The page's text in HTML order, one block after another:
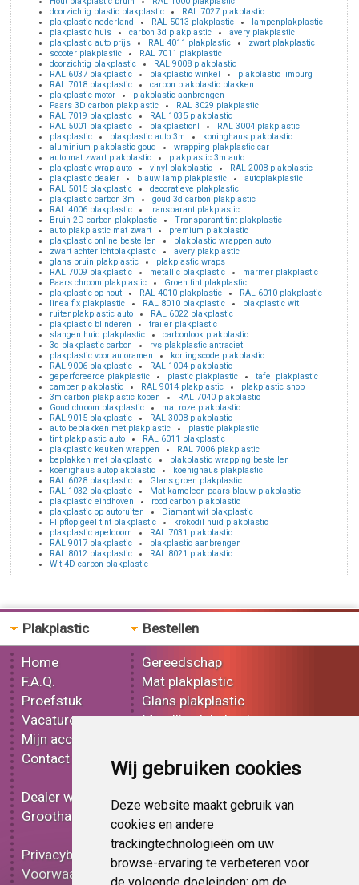
Wij gebruiken cookies
Deze website maakt gebruik van
cookies en andere
trackingtechnologieën om uw
browse-ervaring te verbeteren voor
doorzichtig plastic plakplastic
RAL 7027 plakplastic
plakplastic nederland
RAL 5013 plakplastic
lampenplakplastic
plakplastic huis
carbon 3d plakplastic
avery plakplastic
plakplastic auto prijs
RAL 4011 plakplastic
zwart plakplastic
scooter plakplastic
RAL 7011 plakplastic
doorzichtig plakplastic
RAL 9008 plakplastic
RAL 6037 plakplastic
plakplastic winkel
plakplastic limburg
RAL 7018 plakplastic
carbon plakplastic plakken
plakplastic motor
plakplastic aanbrengen
Paars 3D carbon plakplastic
RAL 3029 plakplastic
RAL 7019 plakplastic
RAL 1035 plakplastic
RAL 5001 plakplastic
plakplasticnl
RAL 3004 plakplastic
plakplastic
plakplastic auto 3m
koninghaus plakplastic
aluminium plakplastic goud
wrapping plakplastic car
auto mat zwart plakplastic
plakplastic 3m auto
plakplastic wrap auto
vinyl plakplastic
RAL 2008 plakplastic
plakplastic dealer
blauw lamp plakplastic
autoplakplastic
RAL 5015 plakplastic
decoratieve plakplastic
plakplastic carbon 3m
goud 3d carbon plakplastic
RAL 4006 plakplastic
transparant plakplastic
Bruin 2D carbon plakplastic
Transparant tint plakplastic
auto plakplastic mat zwart
premium plakplastic
plakplastic online bestellen
plakplastic wrappen auto
zwart achterlichtplakplastic
avery plakplastic
glans bruin plakplastic
plakplastic wraps
RAL 7009 plakplastic
metallic plakplastic
marmer plakplastic
Paars chroom plakplastic
Groen tint plakplastic
plakplastic op hout
RAL 4010 plakplastic
RAL 6010 plakplastic
linea fix plakplastic
RAL 8010 plakplastic
plakplastic wit
ruitenplakplastic auto
RAL 6022 plakplastic
plakplastic blinderen
trailer plakplastic
slangen huid plakplastic
carbonlook plakplastic
3d plakplastic carbon
rvs plakplastic antraciet
plakplastic voor autoramen
kortingscode plakplastic
RAL 9006 plakplastic
RAL 1004 plakplastic
geperforeerde plakplastic
plastic plakplastic
tafel plakplastic
camper plakplastic
RAL 9014 plakplastic
plakplastic shop
3m carbon plakplastic kopen
RAL 7040 plakplastic
Goud chroom plakplastic
mat roze plakplastic
RAL 9015 plakplastic
RAL 3008 plakplastic
auto beplakken met plakplastic
plastic plakplastic
tint plakplastic auto
RAL 6011 plakplastic
plakplastic keuken wrappen
RAL 7006 plakplastic
beplakken met plakplastic
plakplastic wrapping bestellen
koenighaus autoplakplastic
koenighaus plakplastic
RAL 6028 plakplastic
Glans groen plakplastic
RAL 1032 plakplastic
Mat kameleon paars blauw plakplastic
plakplastic eindhoven
rood carbon plakplastic
plakplastic op autoruiten
Diamant wit plakplastic
Flipflop geel tint plakplastic
krokodil huid plakplastic
plakplastic apeldoorn
RAL 7031 plakplastic
RAL 9017 plakplastic
plakplastic aanbrengen
RAL 8012 plakplastic
RAL 8021 plakplastic
Wit 4D carbon plakplastic
Plakplastic
Home
F.A.Q.
Proefstuk
Vacatures
Mijn account
Contact
Dealer worden
Groothandel
Privacybeleid
Voorwaarden
Bestellen
Gereedschap
Mat plakplastic
Glans plakplastic
Metallic plakplastic
Effect plakplastic
Bedrukt plakplastic
Carbon plakplastic
Lampen folie
Functionele folie
Plakplastic korting
Op bestelling